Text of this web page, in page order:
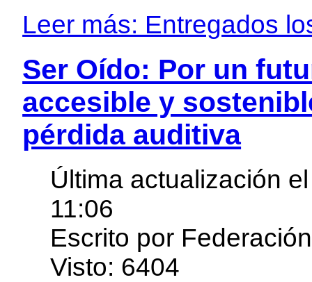
Leer más: Entregados
Ser Oído: Por un
accesible y
pérdida auditiva
Última actualización
11:06
Escrito por
Visto: 6404